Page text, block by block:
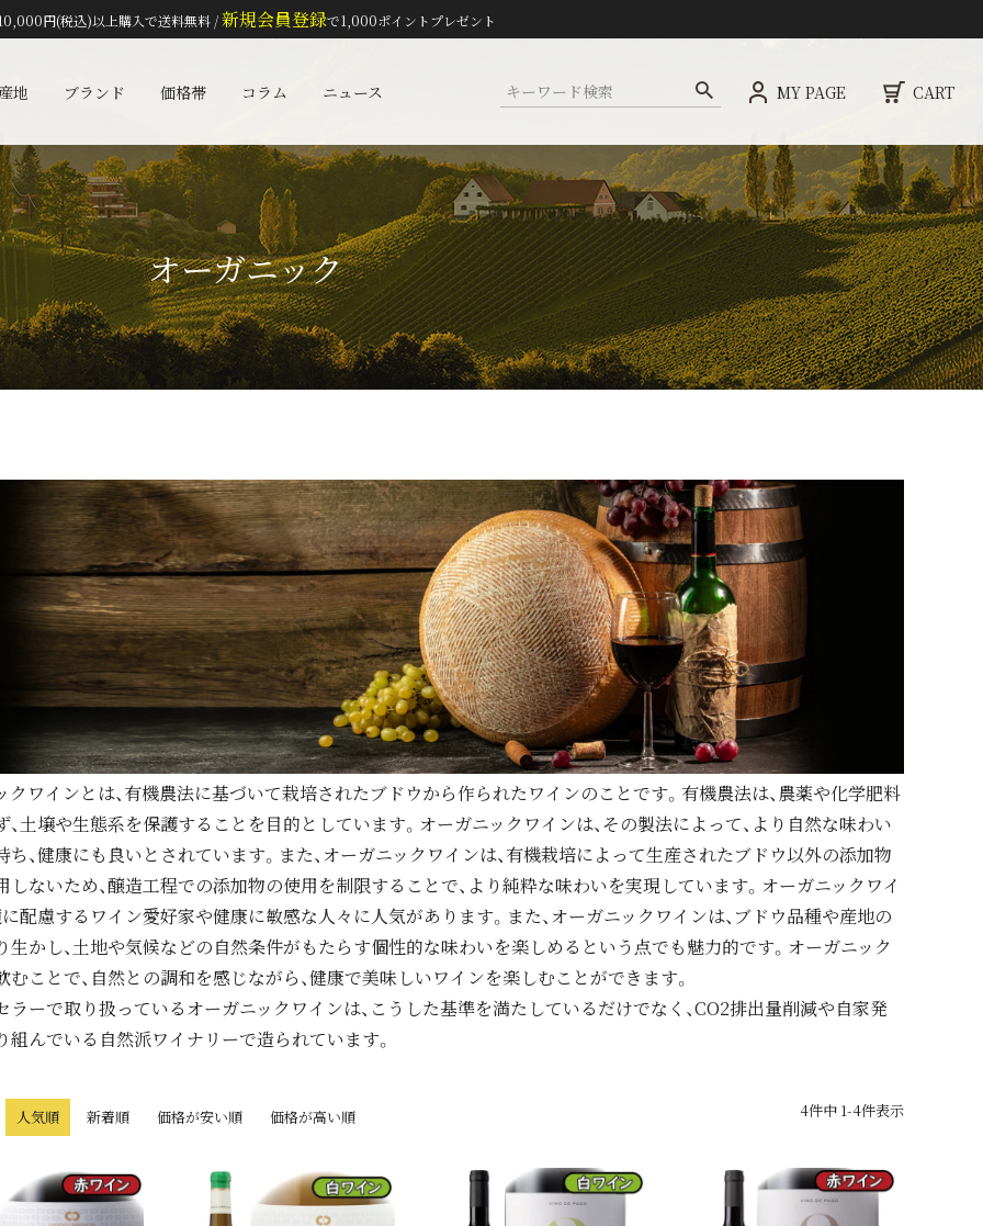
円(税込)以上購入で送料無料 /新規会員登録で1,000ポイントプレゼント
地 ブランド 価格帯 コラム ニュース
検索 MY PAGE CART
オーガニック
クワインとは、有機農法に基づいて栽培されたブドウから作られたワインのことです。有機農法は、農薬や化学肥料
、土壌や生態系を保護することを目的としています。オーガニックワインは、その製法によって、より自然な味わい
ち、健康にも良いとされています。また、オーガニックワインは、有機栽培によって生産されたブドウ以外の添加物
しないため、醸造工程での添加物の使用を制限することで、より純粋な味わいを実現しています。オーガニックワイ
に配慮するワイン愛好家や健康に敏感な人々に人気があります。また、オーガニックワインは、ブドウ品種や産地の
生かし、土地や気候などの自然条件がもたらす個性的な味わいを楽しめるという点でも魅力的です。オーガニック
むことで、自然との調和を感じながら、健康で美味しいワインを楽しむことができます。
ラーで取り扱っているオーガニックワインは、こうした基準を満たしているだけでなく、CO2排出量削減や自家発
組んでいる自然派ワイナリーで造られています。
人気順 新着順 価格が安い順 価格が高い順 4件中 1-4件表示